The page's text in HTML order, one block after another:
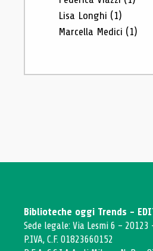
Lisa Longhi (1)
Marcella Medici (1)
Biblioteche oggi Trends -
Sede legale: Via Lesmi 6 -
P.IVA, C.F. 01823660152